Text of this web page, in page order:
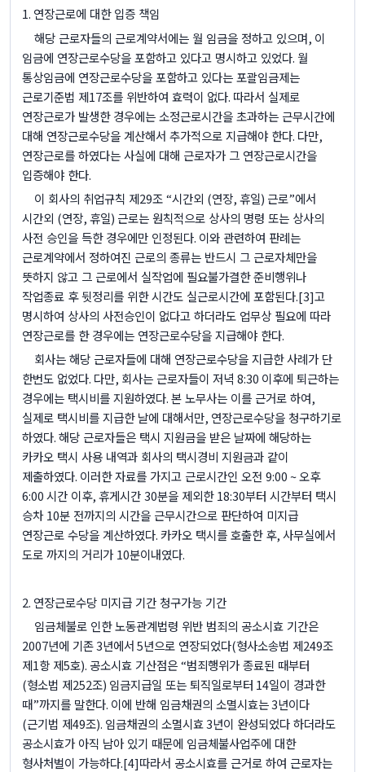
1. 연장근로에 대한 입증 책임
해당 근로자들의 근로계약서에는 월 임금을 정하고 있으며, 이
임금에 연장근로수당을 포함하고 있다고 명시하고 있었다. 월
통상임금에 연장근로수당을 포함하고 있다는 포괄임금제는
근로기준법 제17조를 위반하여 효력이 없다. 따라서 실제로
연장근로가 발생한 경우에는 소정근로시간을 초과하는 근무시간에
대해 연장근로수당을 계산해서 추가적으로 지급해야 한다. 다만,
연장근로를 하였다는 사실에 대해 근로자가 그 연장근로시간을
입증해야 한다.
이 회사의 취업규칙 제29조“시간외 (연장,휴일) 근로”에서
시간외 (연장,휴일) 근로는 원칙적으로 상사의 명령 또는 상사의
사전 승인을 득한 경우에만 인정된다. 이와 관련하여 판례는
근로계약에서 정하여진 근로의 종류는 반드시 그 근로자체만을
뜻하지 않고 그 근로에서 실작업에 필요불가결한 준비행위나
작업종료 후 뒷정리를 위한 시간도 실근로시간에 포함된다.[3]고
명시하여 상사의 사전승인이 없다고 하더라도 업무상 필요에 따라
연장근로를 한 경우에는 연장근로수당을 지급해야 한다.
회사는 해당 근로자들에 대해 연장근로수당을 지급한 사례가 단
한번도 없었다. 다만, 회사는 근로자들이 저녁8:30 이후에 퇴근하는
경우에는 택시비를 지원하였다.본 노무사는 이를 근거로 하여,
실제로 택시비를 지급한 날에 대해서만, 연장근로수당을 청구하기로
하였다.해당 근로자들은 택시 지원금을 받은 날짜에 해당하는
카카오 택시 사용 내역과 회사의 택시경비 지원금과 같이
제출하였다. 이러한 자료를 가지고 근로시간인 오전9:00 ~오후
6:00시간 이후,휴게시간30분을 제외한18:30부터 시간부터 택시
승차10분 전까지의 시간을 근무시간으로 판단하여 미지급
연장근로 수당을 계산하였다. 카카오 택시를 호출한 후,사무실에서
도로 까지의 거리가10분이내였다.
2. 연장근로수당 미지급 기간 청구가능 기간
임금체불로 인한 노동관계법령 위반 범죄의 공소시효 기간은
2007년에 기존3년에서5년으로 연장되었다(형사소송법 제249조
제1항 제5호). 공소시효 기산점은“범죄행위가 종료된 때부터
(형소법 제252조) 임금지급일 또는 퇴직일로부터 14일이 경과한
때”까지를 말한다. 이에 반해 임금채권의 소멸시효는3년이다
(근기법 제49조). 임금채권의 소멸시효3년이 완성되었다 하더라도
공소시효가 아직 남아 있기 때문에 임금체불사업주에 대한
형사처벌이 가능하다.[4]따라서 공소시효를 근거로 하여 근로자는